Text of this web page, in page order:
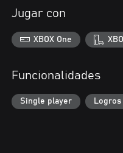
Jugar con
XBOX One
Funcionalidades
Single player Logros